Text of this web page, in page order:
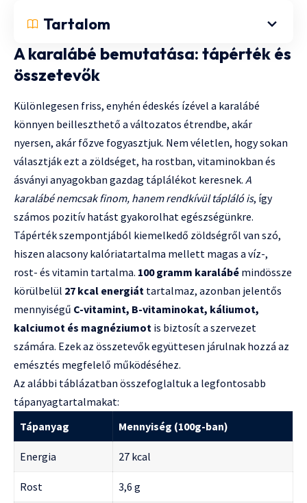
Tartalom
A karalábé bemutatása: tápérték és
összetevők
Különlegesen friss, enyhén édeskés ízével a karalábé
könnyen beilleszthető a változatos étrendbe, akár
nyersen, akár főzve fogyasztjuk. Nem véletlen, hogy sokan
választják ezt a zöldséget, ha rostban, vitaminokban és
ásványi anyagokban gazdag táplálékot keresnek. A
karalábé nemcsak finom, hanem rendkívül tápláló is, így
számos pozitív hatást gyakorolhat egészségünkre.
Tápérték szempontjából kiemelkedő zöldségről van szó,
hiszen alacsony kalóriatartalma mellett magas a víz-,
rost- és vitamin tartalma. 100 gramm karalábé mindössze
körülbelül 27 kcal energiát tartalmaz, azonban jelentős
mennyiségű C-vitamint, B-vitaminokat, káliumot,
kalciumot és magnéziumot is biztosít a szervezet
számára. Ezek az összetevők együttesen járulnak hozzá az
emésztés megfelelő működéséhez.
Az alábbi táblázatban összefoglaltuk a legfontosabb
tápanyagtartalmakat:
Tápanyag
Mennyiség (100g-ban)
Energia 27 kcal
Rost 3,6 g